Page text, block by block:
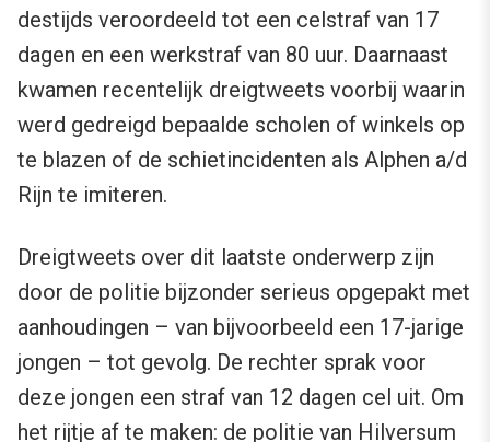
destijds veroordeeld tot een celstraf van 17
dagen en een werkstraf van 80 uur. Daarnaast
kwamen recentelijk dreigtweets voorbij waarin
werd gedreigd bepaalde scholen of winkels op
te blazen of de schietincidenten als Alphen a/d
Rijn te imiteren.
Dreigtweets over dit laatste onderwerp zijn
door de politie bijzonder serieus opgepakt met
aanhoudingen – van bijvoorbeeld een 17-jarige
jongen – tot gevolg. De rechter sprak voor
deze jongen een straf van 12 dagen cel uit. Om
het rijtje af te maken: de politie van Hilversum